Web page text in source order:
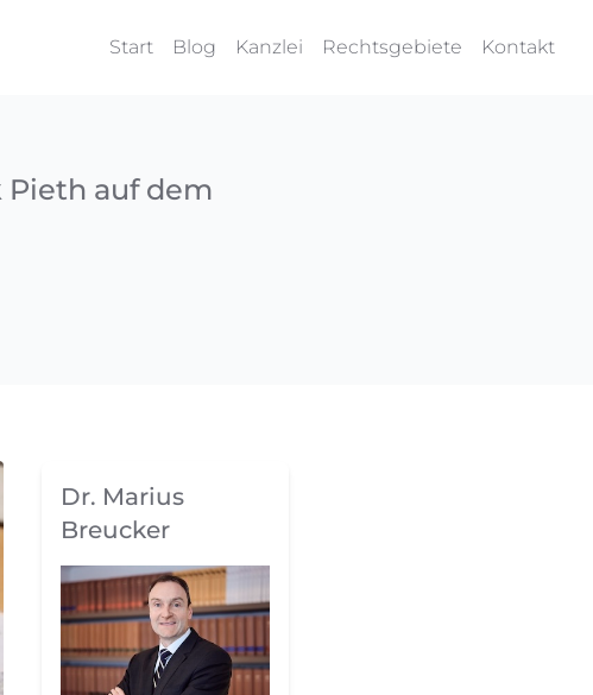
Start Blog Kanzlei Rechtsgebiete Kontakt
auf dem
Dr. Marius
Breucker